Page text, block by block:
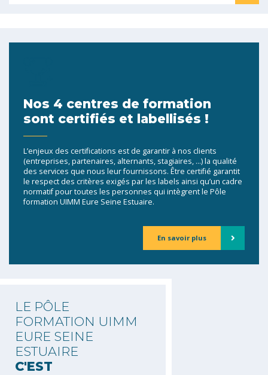
Nos 4 centres de formation
sont certifiés et labellisés !
L’enjeux des certifications est de garantir à nos clients
(entreprises, partenaires, alternants, stagiaires, …) la qualité
des services que nous leur fournissons. Être certifié garantit
le respect des critères exigés par les labels ainsi qu’un cadre
normatif pour toutes les personnes qui intègrent le Pôle
formation UIMM Eure Seine Estuaire.
En savoir plus
LE PÔLE
FORMATION UIMM
EURE SEINE
ESTUAIRE
C'EST